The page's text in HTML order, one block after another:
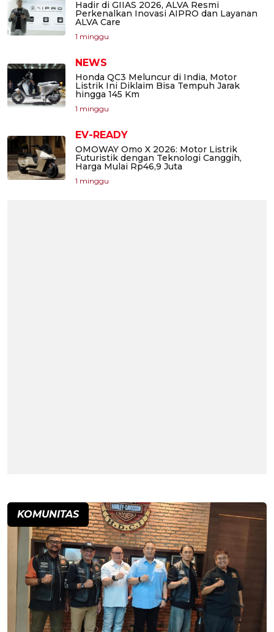
Hadir di GIIAS 2026, ALVA Resmi
Perkenalkan Inovasi AIPRO dan Layanan
ALVA Care
1 minggu
NEWS
Honda QC3 Meluncur di India, Motor
Listrik Ini Diklaim Bisa Tempuh Jarak
hingga 145 Km
1 minggu
EV-READY
OMOWAY Omo X 2026: Motor Listrik
Futuristik dengan Teknologi Canggih,
Harga Mulai Rp46,9 Juta
1 minggu
KOMUNITAS